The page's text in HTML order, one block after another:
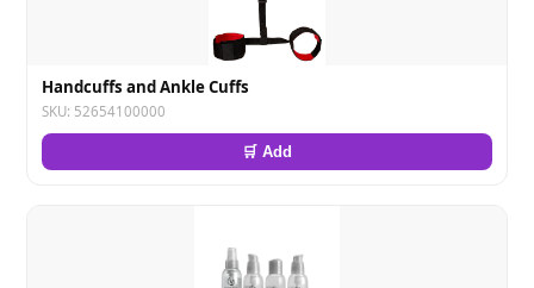
Handcuffs and Ankle Cuffs
SKU: 52654100000
🛒 Add